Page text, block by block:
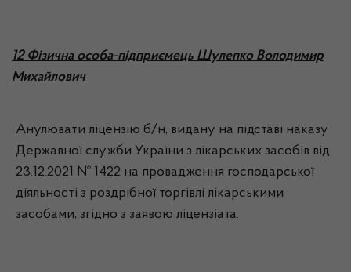
12 Фізична особа-підприємець Шулепко Володимир
Михайлович
Анулювати ліцензію б/н, видану на підставі наказу
Державної служби України з лікарських засобів від
23.12.2021 № 1422 на провадження господарської
діяльності з роздрібної торгівлі лікарськими
засобами, згідно з заявою ліцензіата.